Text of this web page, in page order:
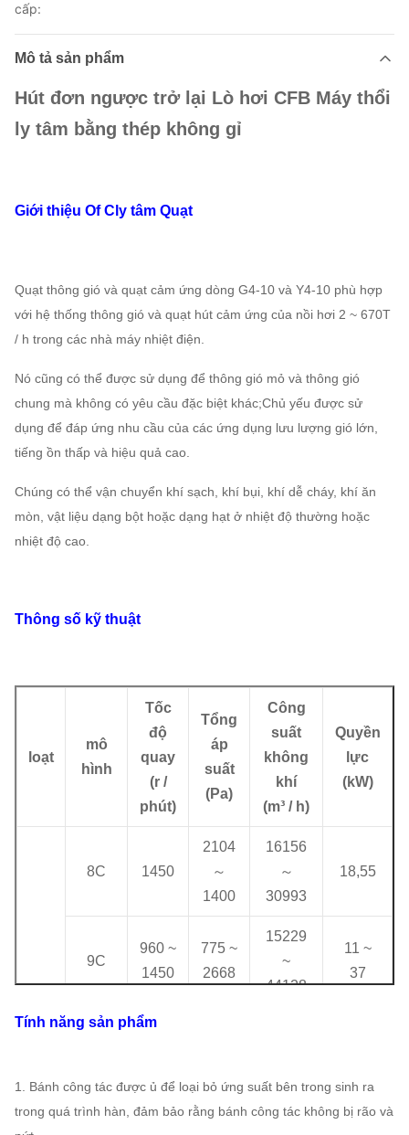
cấp:
Mô tả sản phẩm
Hút đơn ngược trở lại Lò hơi CFB Máy thổi
ly tâm bằng thép không gỉ
Giới thiệu OfC ly tâm Quạt
Quạt thông gió và quạt cảm ứng dòng G4-10 và Y4-10 phù hợp
với hệ thống thông gió và quạt hút cảm ứng của nồi hơi 2 ~ 670T
/ h trong các nhà máy nhiệt điện.
Nó cũng có thể được sử dụng để thông gió mỏ và thông gió
chung mà không có yêu cầu đặc biệt khác;Chủ yếu được sử
dụng để đáp ứng nhu cầu của các ứng dụng lưu lượng gió lớn,
tiếng ồn thấp và hiệu quả cao.
Chúng có thể vận chuyển khí sạch, khí bụi, khí dễ cháy, khí ăn
mòn, vật liệu dạng bột hoặc dạng hạt ở nhiệt độ thường hoặc
nhiệt độ cao.
Thông số kỹ thuật
loạt
mô
hình
Tốc
độ
quay
(r /
phút)
Tổng
áp
suất
(Pa)
Công
suất
không
khí
(m³ / h)
Quyền
lực
(kW)
8C 1450
2104
～
1400
16156
～
30993
18,55
9C
960 ~
1450
775 ~
2668
15229
~
44128
11 ~
37
21144
Tính năng sản phẩm
1. Bánh công tác được ủ để loại bỏ ứng suất bên trong sinh ra
trong quá trình hàn, đảm bảo rằng bánh công tác không bị rão và